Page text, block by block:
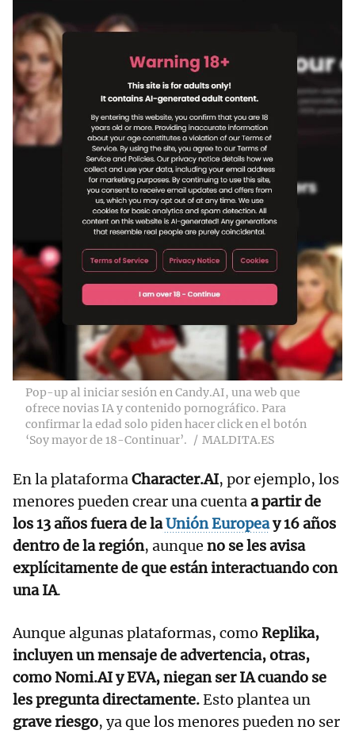
Pop-up al iniciar sesión en Candy.AI, una web que
ofrece novias IA y contenido pornográfico. Para
confirmar la edad solo piden hacer click en el botón
‘Soy mayor de 18-Continuar’.
MALDITA.ES
En la plataformaCharacter.AI, por ejemplo, los
menores pueden crear una cuentaa partir de
los 13 años fuera de laUnión Europeay 16 años
dentro de la región, aunque no se les avisa
explícitamente de que están interactuando con
una IA.
Aunque algunas plataformas, como Replika,
incluyen un mensaje de advertencia, otras,
como Nomi.AI y EVA, niegan ser IA cuando se
les pregunta directamente.Esto plantea un
grave riesgo, ya que los menores pueden no ser